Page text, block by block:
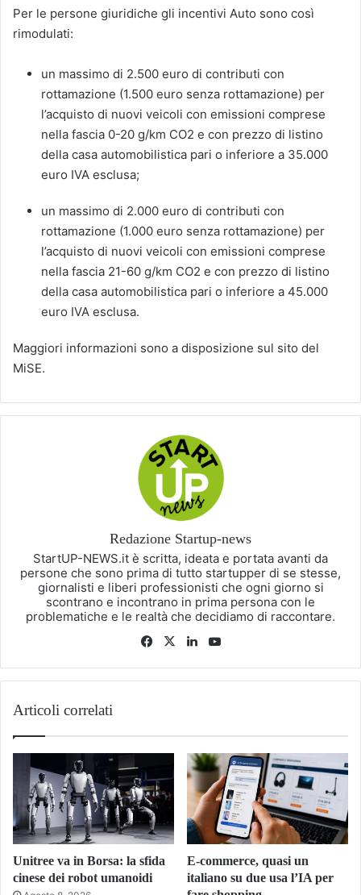
Per le persone giuridiche gli incentivi Auto sono così
rimodulati:
un massimo di 2.500 euro di contributi con
rottamazione (1.500 euro senza rottamazione) per
l’acquisto di nuovi veicoli con emissioni comprese
nella fascia 0-20 g/km CO2 e con prezzo di listino
della casa automobilistica pari o inferiore a 35.000
euro IVA esclusa;
un massimo di 2.000 euro di contributi con
rottamazione (1.000 euro senza rottamazione) per
l’acquisto di nuovi veicoli con emissioni comprese
nella fascia 21-60 g/km CO2 e con prezzo di listino
della casa automobilistica pari o inferiore a 45.000
euro IVA esclusa.
Maggiori informazioni sono a disposizione sul sito del
MiSE.
Redazione Startup-news
StartUP-NEWS.it è scritta, ideata e portata avanti da
persone che sono prima di tutto startupper di se stesse,
giornalisti e liberi professionisti che ogni giorno si
scontrano e incontrano in prima persona con le
problematiche e le realtà che decidiamo di raccontare.
Facebook
X LinkedIn
Articoli correlati
Unitree va in Borsa: la sfida
cinese dei robot umanoidi
E-commerce, quasi un
italiano su due usa l’IA per